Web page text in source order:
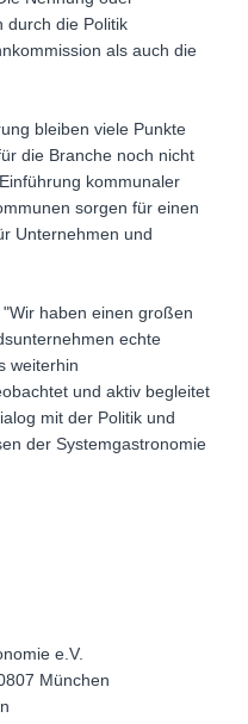
durch die Politik
als auch die
bleiben viele Punkte
die Branche noch nicht
kommunaler
sorgen für einen
Unternehmen und
haben einen großen
echte
weiterhin
und aktiv begleitet
mit der Politik und
der Systemgastronomie
e.V.
München